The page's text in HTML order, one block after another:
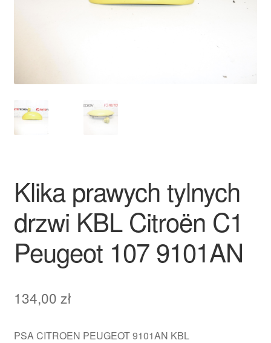
Skarga
Zamówienia
Zasady i warunki
Klika prawych tylnych
drzwi KBL Citroën C1
Peugeot 107 9101AN
134,00 zł
PSA CITROEN PEUGEOT 9101AN KBL